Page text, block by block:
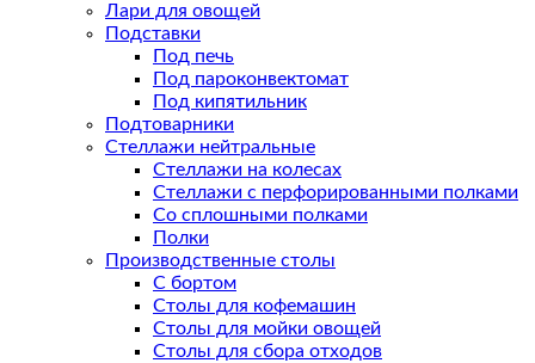
Лари для овощей
Подставки
Под печь
Под пароконвектомат
Под кипятильник
Подтоварники
Стеллажи нейтральные
Стеллажи на колесах
Стеллажи с перфорированными полками
Со сплошными полками
Полки
Производственные столы
С бортом
Столы для кофемашин
Столы для мойки овощей
Столы для сбора отходов